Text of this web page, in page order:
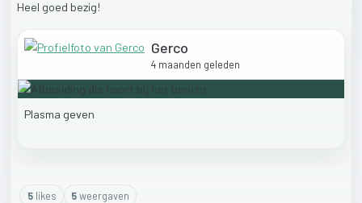
Heel goed bezig!
Gerco
4 maanden geleden
Plasma geven
5likes 5weergaven